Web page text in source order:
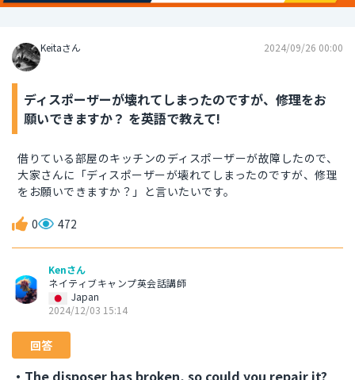
Keitaさん 2024/09/26 00:00
ディスポーザーが壊れてしまったのですが、修理をお
願いできますか？ を英語で教えて!
借りている部屋のキッチンのディスポーザーが故障したので、
大家さんに「ディスポーザーが壊れてしまったのですが、修理
をお願いできますか？」と言いたいです。
0 472
Kenさん
ネイティブキャンプ英会話講師
Japan
2024/12/03 15:14
回答